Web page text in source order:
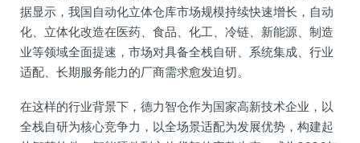
据显示，我国自动化立体仓库市场规模持续快速增长，自动
化、立体化改造在医药、食品、化工、冷链、新能源、制造
业等领域全面提速，市场对具备全栈自研、系统集成、行业
适配、长期服务能力的厂商需求愈发迫切。
在这样的行业背景下，德力智仓作为国家高新技术企业，以
全栈自研为核心竞争力，以全场景适配为发展优势，构建起